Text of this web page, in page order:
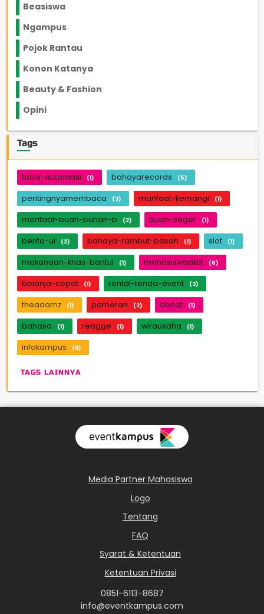
Beasiswa
Ngampus
Pojok Rantau
Konon Katanya
Beauty & Fashion
Opini
Tags
tools-automasi (1) bahayarecords (5)
pentingnyamembaca (3) manfaat-kemangi (1)
manfaat-buah-buhan-b (2) buah-seger (1)
berita-ui (2) bahaya-rambut-basah (1) slot (1)
makanaan-khas-bantul (1) mahasiswaaktif (6)
belanja-cepat (1) rental-tenda-event (3)
theadamz (1) pameran (2) donat (1)
bahasa (1) reagge (1) wirausaha (1)
infokampus (11)
TAGS LAINNYA
Media Partner Mahasiswa
Logo
Tentang
FAQ
Syarat & Ketentuan
Ketentuan Privasi
0851-6113-8687
info@eventkampus.com